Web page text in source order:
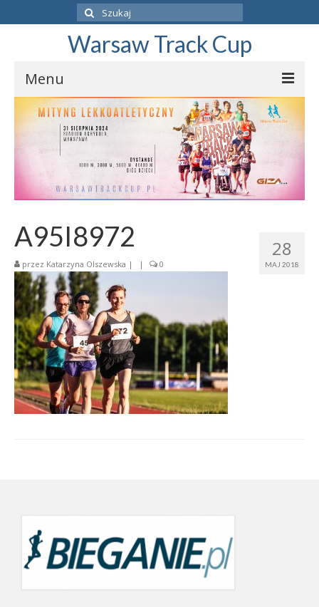
Szuklaj
w:
Warsaw Track Cup
Menu
ZAPISZ SIĘ
PROGRAM
O ZAWODACH
REGULAMIN
WYNIKI
31.08.2024
Wyniki cyklu 2022
wyniki 19.09.2022
21.06.2022
24.05.2022
20.06.2020
28
MAJ 2018
A95I8972
przez Katarzyna Olszewska | | 0